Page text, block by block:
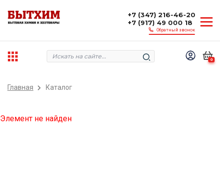
+7 (347) 216-46-20
+7 (917) 49 000 18
Обратный звонок
0
Главная Каталог
Элемент не найден